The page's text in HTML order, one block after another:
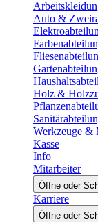
Auto &
Holz &
Werkzeuge &
Kasse
Info
Mitarbeiter
Öffne oder
Karriere
Öffne oder